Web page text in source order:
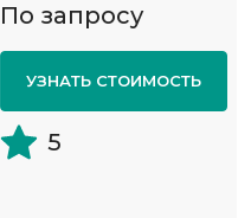
По запросу
УЗНАТЬ СТОИМОСТЬ
5